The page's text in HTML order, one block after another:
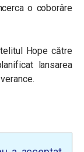
o coborâre
Hope către
lansarea